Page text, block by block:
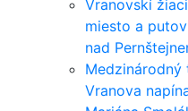
Vranovskí
miesto a
nad
Vranova